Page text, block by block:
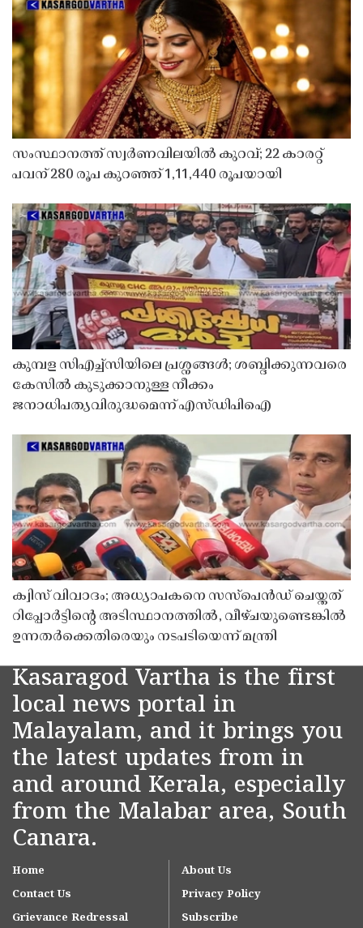
സംസ്ഥാനത്ത് സ്വർണവിലയിൽ കുറവ്; 22 കാരറ്റ്
പവന് 280 രൂപ കുറഞ്ഞ് 1,11,440 രൂപയായി
കുമ്പള സിഎച്ച്സിയിലെ പ്രശ്നങ്ങൾ; ശബ്ദിക്കുന്നവരെ
കേസിൽ കുടുക്കാനുള്ള നീക്കം
ജനാധിപത്യവിരുദ്ധമെന്ന് എസ്ഡിപിഐ
ക്വിസ് വിവാദം; അധ്യാപകനെ സസ്‌പെൻഡ് ചെയ്തത്
റിപ്പോർട്ടിൻ്റെ അടിസ്ഥാനത്തിൽ, വീഴ്ചയുണ്ടെങ്കിൽ
ഉന്നതർക്കെതിരെയും നടപടിയെന്ന് മന്ത്രി
Kasaragod Vartha is the first
local news portal in
Malayalam, and it brings you
the latest updates from in
and around Kerala, especially
from the Malabar area, South
Canara.
Home
About Us
Contact Us
Privacy Policy
Grievance Redressal
Subscribe